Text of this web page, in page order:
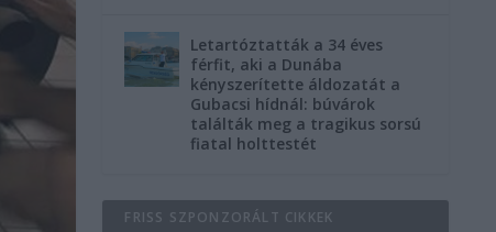
Letartóztatták a 34 éves
férfit, aki a Dunába
kényszerítette áldozatát a
Gubacsi hídnál: búvárok
találták meg a tragikus sorsú
fiatal holttestét
FRISS SZPONZORÁLT CIKKEK